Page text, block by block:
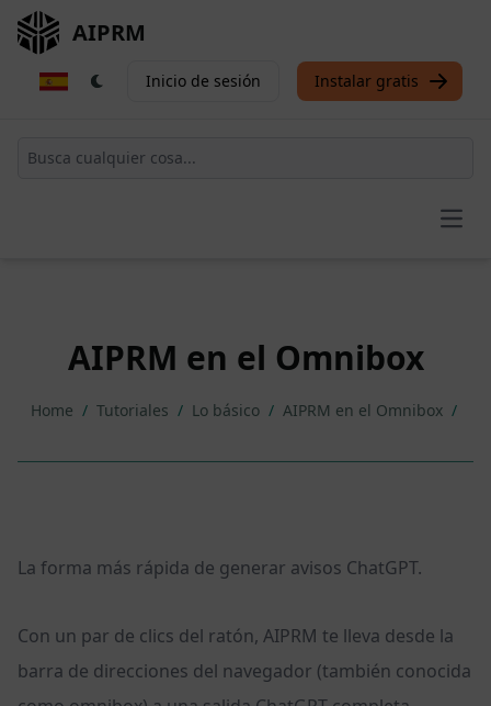
AIPRM
Inicio de sesión Instalar gratis
AIPRM en el Omnibox
Home / Tutoriales / Lo básico / AIPRM en el Omnibox /
La forma más rápida de generar avisos ChatGPT.
Con un par de clics del ratón, AIPRM te lleva desde la
barra de direcciones del navegador (también conocida